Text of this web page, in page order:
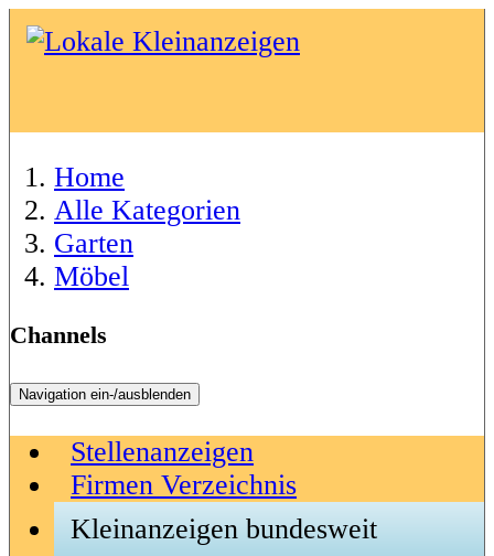
Home
Alle Kategorien
Garten
Möbel
Channels
Navigation ein-/ausblenden
Stellenanzeigen
Firmen Verzeichnis
Kleinanzeigen bundesweit